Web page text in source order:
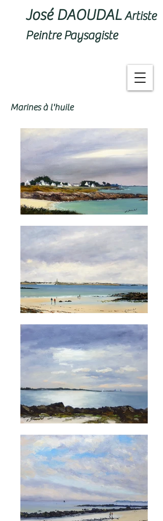
José DAOUDAL Artiste
Peintre Paysagiste
Marines à l'huile